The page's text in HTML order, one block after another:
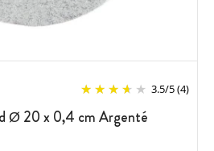
3.5/5(4)
Ø 20 x 0,4 cm Argenté